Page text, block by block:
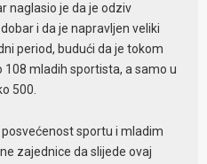
naglasio je da je odziv
i da je napravljen veliki
period, budući da je tokom
108 mladih sportista, a samo u
500.
sportu i mladim
zajednice da slijede ovaj